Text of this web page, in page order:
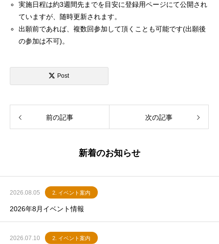
実施日程は約3週間先までを目安に登録用ページにて公開され
ていますが、随時更新されます。
出願前であれば、複数回参加して頂くことも可能です(出願後
の参加は不可)。
Post
前の記事 次の記事
新着のお知らせ
2026.08.05 2. イベント案内
2026年8月イベント情報
2026.07.10 2. イベント案内